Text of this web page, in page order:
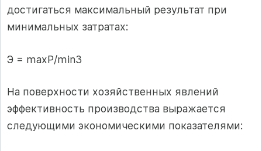
достигаться максимальный результат при
минимальных затратах:
Э = maxР/minЗ
На поверхности хозяйственных явлений
эффективность производства выражается
следующими экономическими показателями: